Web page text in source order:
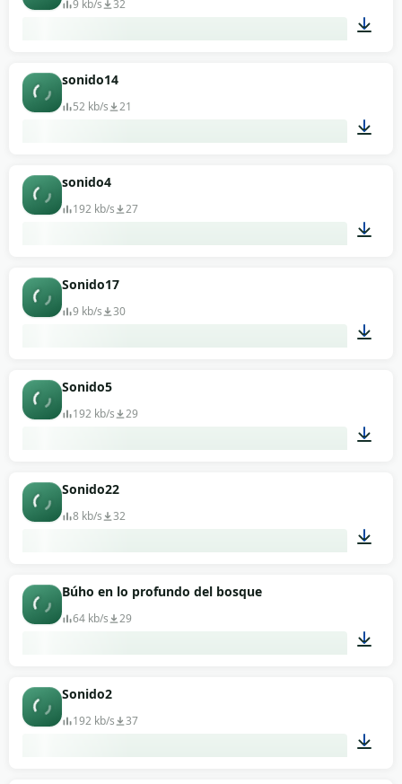
9 kb/s 32
sonido14
52 kb/s 21
sonido4
192 kb/s 27
Sonido17
9 kb/s 30
Sonido5
192 kb/s 29
Sonido22
8 kb/s 32
Búho en lo profundo del bosque
64 kb/s 29
Sonido2
192 kb/s 37